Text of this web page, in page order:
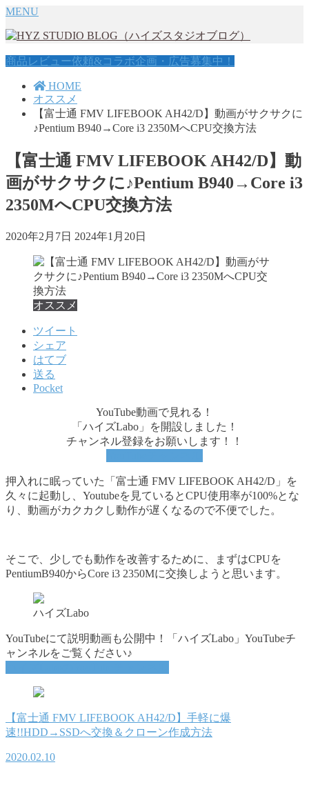
MENU
商品レビュー依頼&コラボ企画・広告募集中！
HOME
オススメ
【富士通 FMV LIFEBOOK AH42/D】動画がサクサクに
♪Pentium B940→Core i3 2350MへCPU交換方法
【富士通 FMV LIFEBOOK AH42/D】動
画がサクサクに♪Pentium B940→Core i3
2350MへCPU交換方法
2020年2月7日 2024年1月20日
オススメ
ツイート
シェア
はてブ
送る
Pocket
YouTube動画で見れる！
「ハイズLabo」を開設しました！
チャンネル登録をお願いします！！
押入れに眠っていた「富士通 FMV LIFEBOOK AH42/D」を
久々に起動し、Youtubeを見ているとCPU使用率が100%とな
り、動画がカクカクし動作が遅くなるので不便でした。
そこで、少しでも動作を改善するために、まずはCPUを
PentiumB940からCore i3 2350Mに交換しようと思います。
ハイズLabo
YouTubeにて説明動画も公開中！「ハイズLabo」YouTubeチ
ャンネルをご覧ください♪
【富士通 FMV LIFEBOOK AH42/D】手軽に爆
速!!HDD→SSDへ交換＆クローン作成方法
2020.02.10